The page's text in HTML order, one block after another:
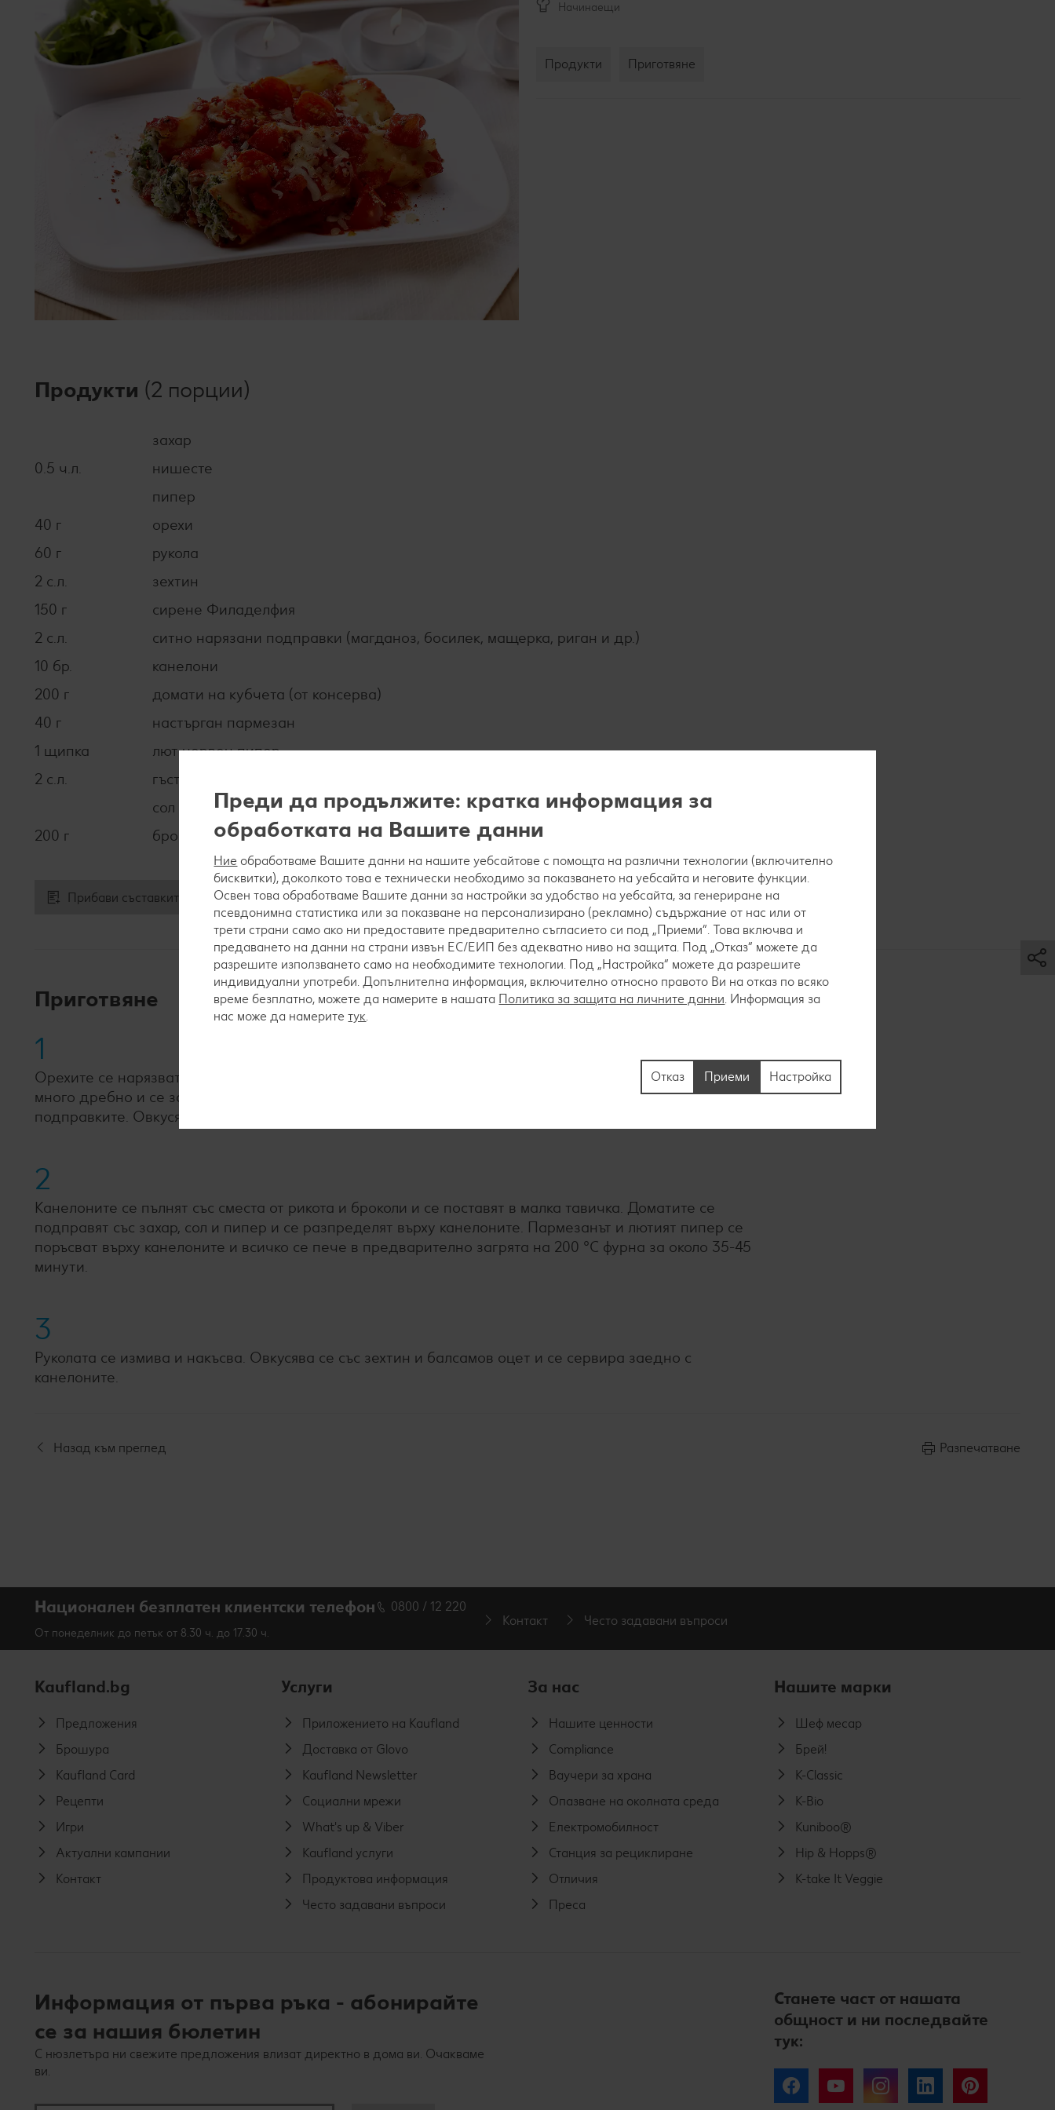
Начинаещи
Продукти Приготвяне
Продукти (2 порции)
захар
0.5 ч.л.
нишесте
пипер
40 г
орехи
60 г
рукола
2 с.л.
зехтин
150 г
сирене Филаделфия
2 с.л.
ситно нарязани подправки (магданоз, босилек, мащерка, риган и др.)
10 бр.
канелони
200 г
домати на кубчета (от консерва)
40 г
настърган пармезан
1 щипка
лют червен пипер
2 с.л.
гъст балсамов оцет
сол
200 г
броколи
Прибави съставките към списъка за пазаруване
Приготвяне
1
Орехите се нарязват на ситно и се запичат в тиган без мазнина. Броколите се измиват, нарязват се на
много дребно и се запържват в 1 с.л. олио. Към тях се прибавят рикотата, нишестето, орехите и
подправките. Овкусява се със сол и пипер.
2
Канелоните се пълнят със сместа от рикота и броколи и се поставят в малка тавичка. Доматите се
подправят със захар, сол и пипер и се разпределят върху канелоните. Пармезанът и лютият пипер се
поръсват върху канелоните и всичко се пече в предварително загрята на 200 °C фурна за около 35-45
минути.
3
Руколата се измива и накъсва. Овкусява се със зехтин и балсамов оцет и се сервира заедно с
канелоните.
Назад към преглед Разпечатване
Национален безплатен клиентски телефон 0800 / 12 220
От понеделник до петък от 8.30 ч. до 17.30 ч.
Контакт Често задавани въпроси
Kaufland.bg
Предложения
Брошура
Kaufland Card
Рецепти
Игри
Актуални кампании
Контакт
Услуги
Приложението на Kaufland
Доставка от Glovo
Kaufland Newsletter
Социални мрежи
What's up & Viber
Kaufland услуги
Продуктова информация
Често задавани въпроси
За нас
Нашите ценности
Compliance
Ваучери за храна
Опазване на околната среда
Електромобилност
Станция за рециклиране
Отличия
Преса
Нашите марки
Шеф месар
Брей!
K-Classic
K-Bio
Kuniboo®
Hip & Hopps®
K-take It Veggie
Информация от първа ръка - абонирайте
се за нашия бюлетин
С нюзлетъра ни свежите предложения влизат директно в дома ви. Очакваме
ви.
Станете част от нашата
общност и ни последвайте
тук:
Facebook YouTube Instagram LinkedIn
Преди да продължите: кратка информация за
обработката на Вашите данни
Ние обработваме Вашите данни на нашите уебсайтове с помощта на различни технологии (включително
бисквитки), доколкото това е технически необходимо за показването на уебсайта и неговите функции.
Освен това обработваме Вашите данни за настройки за удобство на уебсайта, за генериране на
псевдонимна статистика или за показване на персонализирано (рекламно) съдържание от нас или от
трети страни само ако ни предоставите предварително съгласието си под „Приеми“. Това включва и
предаването на данни на страни извън ЕС/ЕИП без адекватно ниво на защита. Под „Отказ“ можете да
разрешите използването само на необходимите технологии. Под „Настройка“ можете да разрешите
индивидуални употреби. Допълнителна информация, включително относно правото Ви на отказ по всяко
време безплатно, можете да намерите в нашата Политика за защита на личните данни. Информация за
нас може да намеритетук.
Настройка
Отказ Приеми